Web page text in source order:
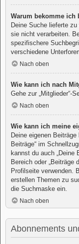
Warum bekomme ich
Deine Suche lieferte
sie nicht verarbeiten.
spezifischere
verschiedene
Nach oben
Wie kann ich nach
Gehe zur „Mitglieder“-
Nach oben
Wie kann ich meine
Deine eigenen
Beiträge“ im
kannst du auch „Deine
Bereich oder „Beiträge
Profilseite verwenden.
erstellen Themen zu
die Suchmaske ein.
Nach oben
Abonnements